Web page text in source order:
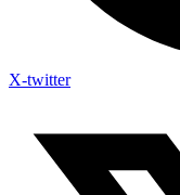
X-twitter